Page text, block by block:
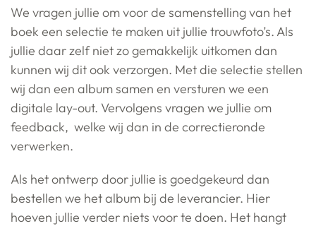
We vragen jullie om voor de samenstelling van het
boek een selectie te maken uit jullie trouwfoto’s. Als
jullie daar zelf niet zo gemakkelijk uitkomen dan
kunnen wij dit ook verzorgen. Met die selectie stellen
wij dan een album samen en versturen we een
digitale lay-out. Vervolgens vragen we jullie om
feedback, welke wij dan in de correctieronde
verwerken.
Als het ontwerp door jullie is goedgekeurd dan
bestellen we het album bij de leverancier. Hier
hoeven jullie verder niets voor te doen. Het hangt